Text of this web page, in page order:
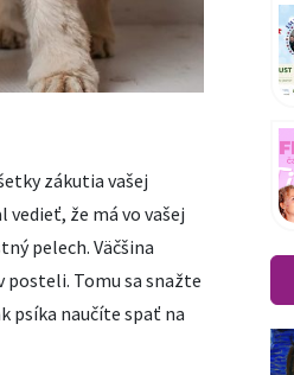
zákutia vašej
vedieť, že má vo vašej
pelech. Väčšina
posteli. Tomu sa snažte
psíka naučíte spať na